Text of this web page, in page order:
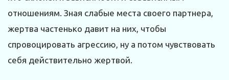
отношениям. Зная слабые места своего партнера,
жертва частенько давит на них, чтобы
спровоцировать агрессию, ну а потом чувствовать
себя действительно жертвой.